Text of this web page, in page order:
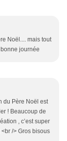
Noël.... mais tout
journée
du Père Noël est
! Beaucoup de
, c’est super
/> Gros bisous